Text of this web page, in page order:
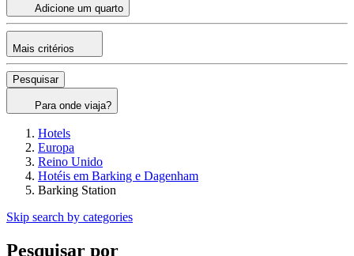
Adicione um quarto
Mais critérios
Pesquisar
Para onde viaja?
Hotels
Europa
Reino Unido
Hotéis em Barking e Dagenham
Barking Station
Skip search by categories
Pesquisar por